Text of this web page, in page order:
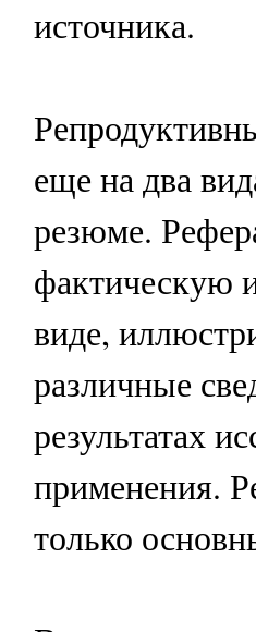
источника.
еще на два
резюме.
фактическую
виде,
различные
результатах
применения.
только